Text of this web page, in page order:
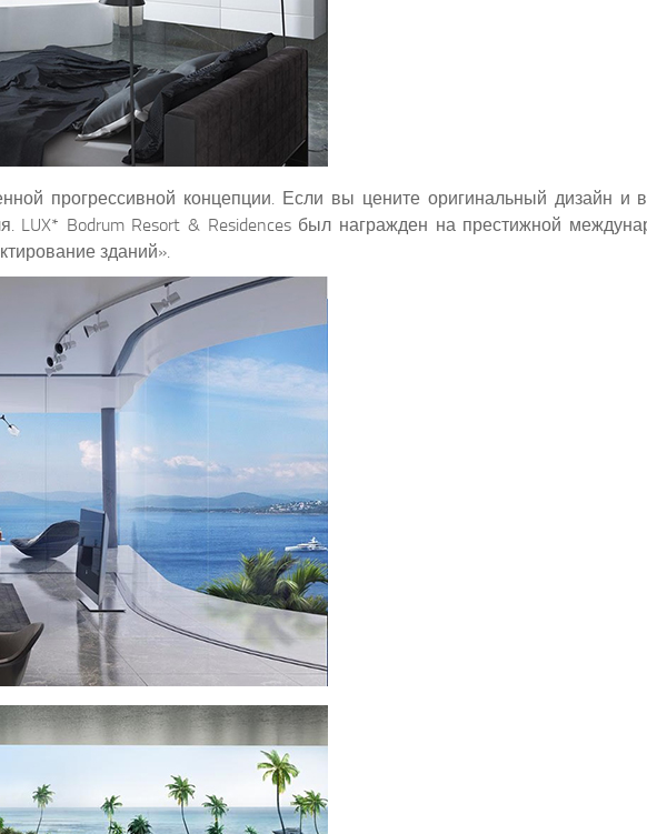
прогрессивной концепции. Если вы цените оригинальный дизайн и
LUX* Bodrum Resort & Residences был награжден на престижной
зданий».